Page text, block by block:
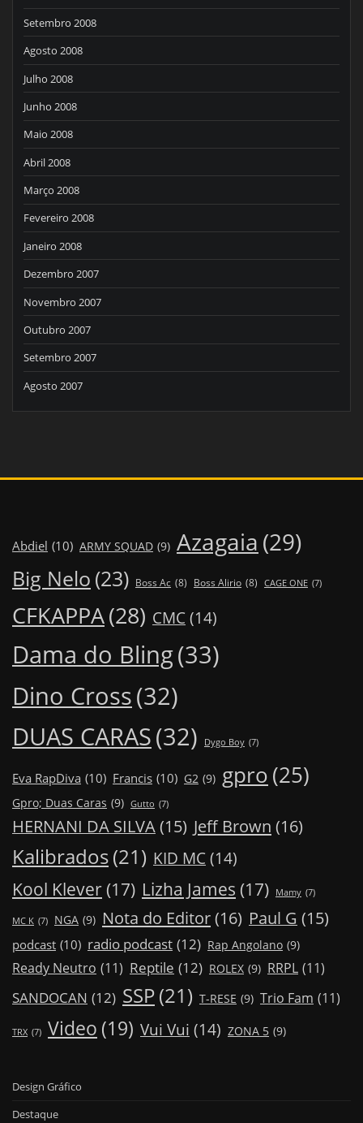
Setembro 2008
Agosto 2008
Julho 2008
Junho 2008
Maio 2008
Abril 2008
Março 2008
Fevereiro 2008
Janeiro 2008
Dezembro 2007
Novembro 2007
Outubro 2007
Setembro 2007
Agosto 2007
Abdiel (10) ARMY SQUAD (9) Azagaia (29)
Big Nelo (23) Boss Ac (8) Boss Alirio (8) CAGE ONE (7)
CFKAPPA(28) CMC (14)
Dama do Bling(33)
Dino Cross(32)
DUAS CARAS(32) Dygo Boy (7)
Eva RapDiva (10) Francis (10) G2 (9) gpro(25)
Gpro; Duas Caras (9) Gutto (7)
HERNANI DA SILVA(15) Jeff Brown (16)
Kalibrados(21) KID MC (14)
Kool Klever (17) Lizha James (17) Mamy (7)
MC K (7) NGA (9) Nota do Editor(16) Paul G (15)
podcast (10) radio podcast (12) Rap Angolano (9)
Ready Neutro (11) Reptile (12) ROLEX (9) RRPL (11)
SANDOCAN (12) SSP(21) T-RESE (9) Trio Fam (11)
TRX (7) Video (19) Vui Vui (14) ZONA 5 (9)
Design Gráfico
Destaque